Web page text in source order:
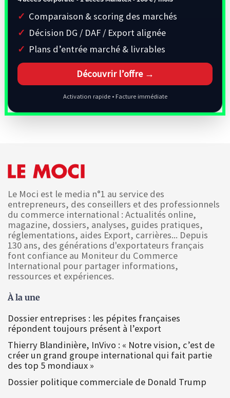
Comparaison & scoring des marchés
Décision DG / DAF / Export alignée
Plans d’entrée marché & livrables
Découvrir l’offre →
Activation rapide • Facture immédiate
Le Moci est le media n°1 au service des
entrepreneurs, des conseillers et des professionnels
du commerce international : Actualités online,
magazine, dossiers, analyses, guides pratiques,
réglementations, aides Export, carrières... Depuis
130 ans, des générations d'exportateurs français
font confiance au Moniteur du Commerce
International pour partager informations,
ressources et expériences.
À la une
Dossier entreprises : les pépites françaises
répondent toujours présent à l’export
Thierry Blandinière, InVivo : « Notre vision, c’est de
créer un grand groupe international qui fait partie
des top 5 mondiaux »
Dossier politique commerciale de Donald Trump